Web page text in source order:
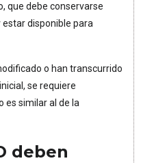
que debe conservarse
disponible para
o han transcurrido
se requiere
es similar al de la
deben